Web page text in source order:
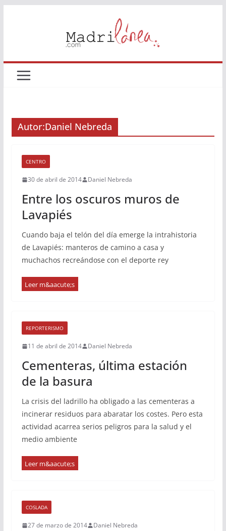
Autor:Daniel Nebreda
CENTRO
30 de abril de 2014 Daniel Nebreda
Entre los oscuros muros de
Lavapiés
Cuando baja el telón del día emerge la intrahistoria
de Lavapiés: manteros de camino a casa y
muchachos recreándose con el deporte rey
REPORTERISMO
11 de abril de 2014 Daniel Nebreda
Cementeras, última estación
de la basura
La crisis del ladrillo ha obligado a las cementeras a
incinerar residuos para abaratar los costes. Pero esta
actividad acarrea serios peligros para la salud y el
medio ambiente
COSLADA
27 de marzo de 2014 Daniel Nebreda